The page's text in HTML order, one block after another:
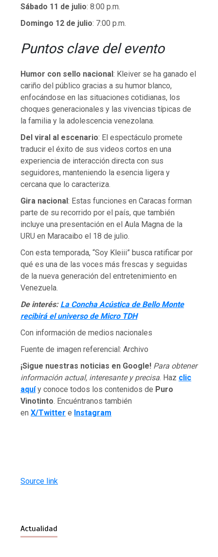
Sábado 11 de julio: 8:00 p.m.
Domingo 12 de julio: 7:00 p.m.
Puntos clave del evento
Humor con sello nacional: Kleiver se ha ganado el
cariño del público gracias a su humor blanco,
enfocándose en las situaciones cotidianas, los
choques generacionales y las vivencias típicas de
la familia y la adolescencia venezolana.
Del viral al escenario: El espectáculo promete
traducir el éxito de sus videos cortos en una
experiencia de interacción directa con sus
seguidores, manteniendo la esencia ligera y
cercana que lo caracteriza.
Gira nacional: Estas funciones en Caracas forman
parte de su recorrido por el país, que también
incluye una presentación en el Aula Magna de la
URU en Maracaibo el 18 de julio.
Con esta temporada, “Soy Kleiii” busca ratificar por
qué es una de las voces más frescas y seguidas
de la nueva generación del entretenimiento en
Venezuela.
De interés: La Concha Acústica de Bello Monte
recibirá el universo de Micro TDH
Con información de medios nacionales
Fuente de imagen referencial: Archivo
¡Sigue nuestras noticias en Google! Para obtener
información actual, interesante y precisa. Haz clic
aquíy conoce todos los contenidos de Puro
Vinotinto. Encuéntranos también
enX/Twitter e Instagram
Source link
Actualidad